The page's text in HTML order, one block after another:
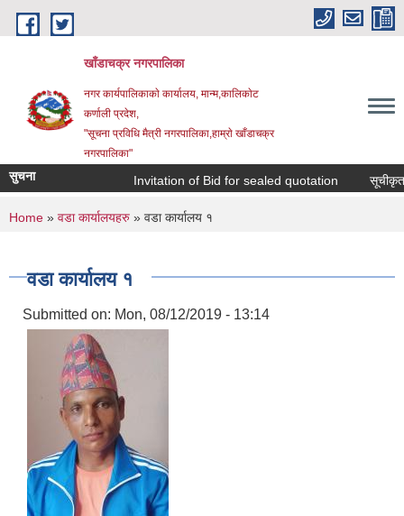
Skip to main content
खाँडाचक्र नगरपालिका
नगर कार्यपालिकाकाे कार्यालय, मान्म,कालिकाेट
क‍र्णाली प्रदेश,
"सूचना प्रविधि मैत्री नगरपालिका,हाम्राे खाँडाचक्र
नगरपालिका"
सुचना Invitation of Bid for sealed quotation सूचीकृत
You are here
Home » वडा कार्यालयहरु » वडा कार्यालय १
वडा कार्यालय १
Submitted on: Mon, 08/12/2019 - 13:14